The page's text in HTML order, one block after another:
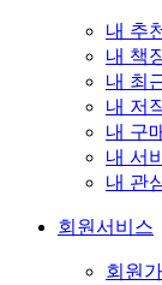
내 추
내 책
내 최
내 저
내 구
내 서
내 관
회원서비스
회원